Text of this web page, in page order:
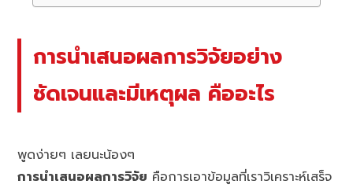
การนำเสนอผลการวิจัยอย่าง
ชัดเจนและมีเหตุผล คืออะไร
พูดง่ายๆ เลยนะน้องๆ
การนำเสนอผลการวิจัย คือการเอาข้อมูลที่เราวิเคราะห์เสร็จ